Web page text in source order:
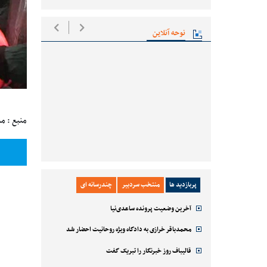
نوحه آنلاین
پربازدید ها منتخب سردبیر چندرسانه ای
آخرین وضعیت پرونده ساعدی‌نیا
محمدباقر خرازی به دادگاه ویژه روحانیت احضار شد
قالیباف روز خبرنگار را تبریک گفت
منبع :